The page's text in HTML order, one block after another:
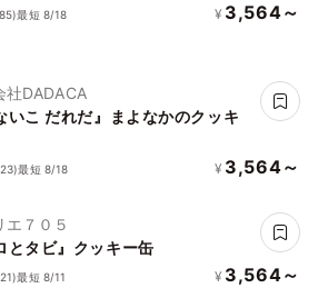
最短 8/18 ¥ 3,564～
社DADACA
いこ だれだ』まよなかのクッキ
最短 8/18 ¥ 3,564～
エ７０５
とタビ』クッキー缶
最短 8/11 ¥ 3,564～